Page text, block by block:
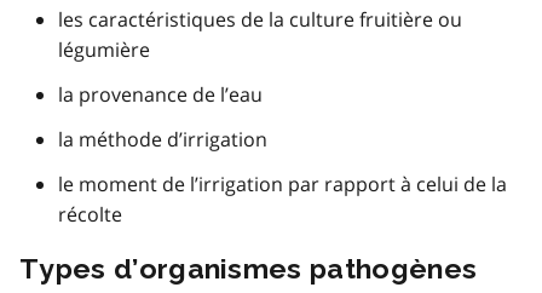
les caractéristiques de la culture fruitière ou
légumière
la provenance de l’eau
la méthode d’irrigation
le moment de l’irrigation par rapport à celui de la
récolte
Types d’organismes pathogènes